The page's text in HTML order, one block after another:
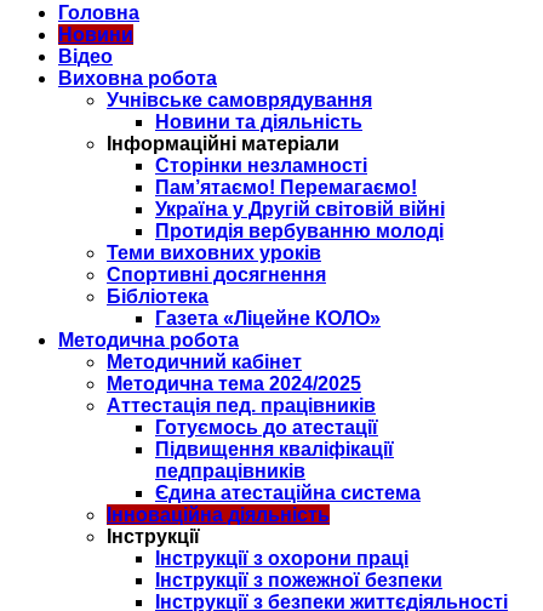
Головна
Новини
Відео
Виховна робота
Учнівське самоврядування
Новини та діяльність
Інформаційні матеріали
Сторінки незламності
Пам’ятаємо! Перемагаємо!
Україна у Другій світовій війні
Протидія вербуванню молоді
Теми виховних уроків
Спортивні досягнення
Бібліотека
Газета «Ліцейне КОЛО»
Методична робота
Методичний кабінет
Методична тема 2024/2025
Аттестація пед. працівників
Готуємось до атестації
Підвищення кваліфікації
педпрацівників
Єдина атестаційна система
Інноваційна діяльність
Інструкції
Інструкції з охорони праці
Інструкції з пожежної безпеки
Інструкції з безпеки життєдіяльності